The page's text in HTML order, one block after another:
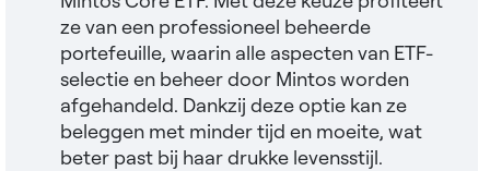
ze van een professioneel beheerde
portefeuille, waarin alle aspecten van ETF-
selectie en beheer door Mintos worden
afgehandeld. Dankzij deze optie kan ze
beleggen met minder tijd en moeite, wat
beter past bij haar drukke levensstijl.